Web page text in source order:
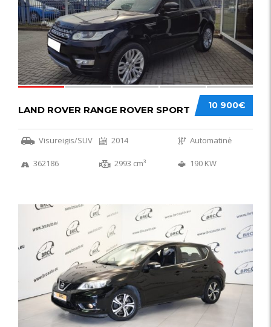
10 900€
LAND ROVER RANGE ROVER SPORT
Visureigis/SUV 2014 Automatinė
362186 2993 cm³ 190 KW